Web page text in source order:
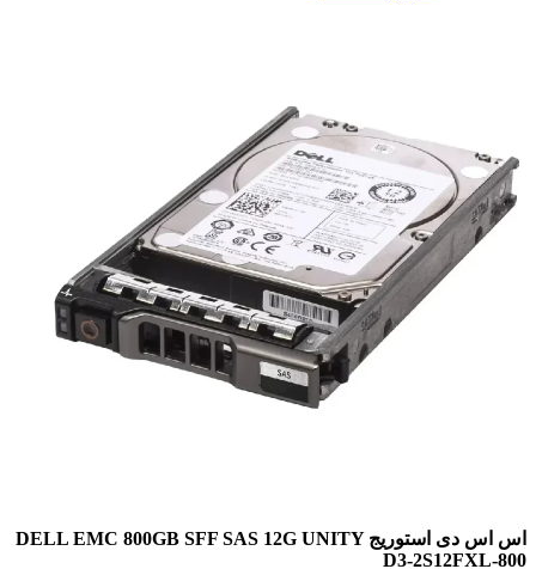
اس اس دی استوریج DELL EMC 800GB SFF SAS 12G UNITY
D3-2S12FXL-800